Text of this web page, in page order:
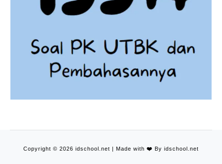
Copyright © 2026 idschool.net | Made with ❤️ By idschool.net